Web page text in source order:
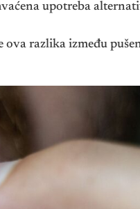
upotreba
razlika između